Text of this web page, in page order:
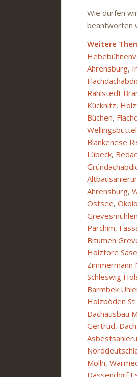
Wie dürfen
beantworten
Weitere
Ahrensburg,
Rahlstedt
Kücknitz,
Büchen,
Wellingsbüttel
Blankenese
Lübeck,
Ahrensburg,
Ostsee,
Grevesmühlen
Parchim,
Bitumen
Holztore
Schleswig
Barmbek
Holzböden
Dachausbau
Gertrud,
Mölln,
Dassendorf